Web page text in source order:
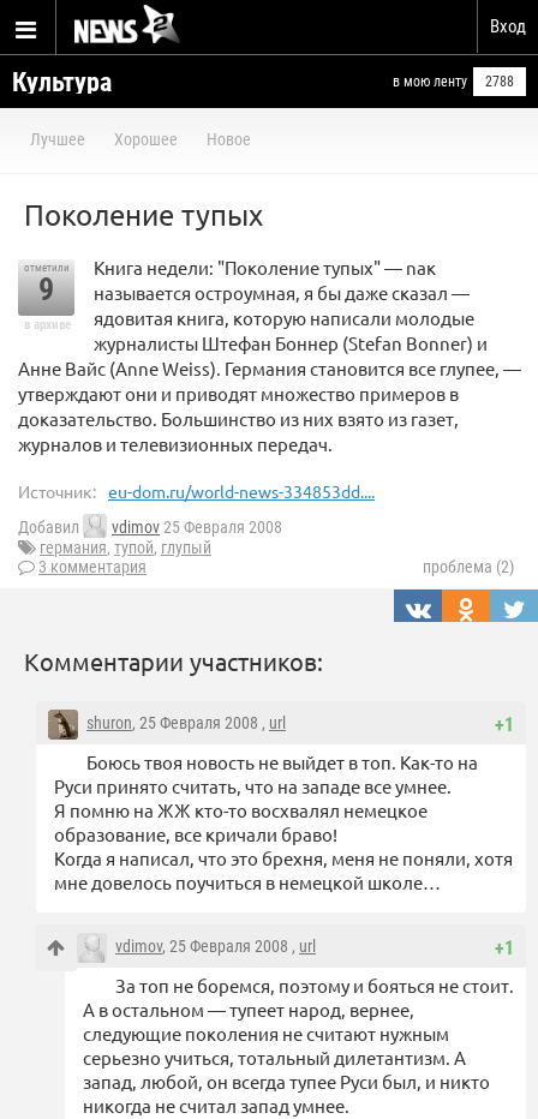
Вход
Культура в мою ленту 2788
Лучшее Хорошее Новое
Поколение тупых
отметили
9
в архиве
Книга недели: "Поколение тупых" — nак
называется остроумная, я бы даже сказал —
ядовитая книга, которую написали молодые
журналисты Штефан Боннер (Stefan Bonner) и
Анне Вайс (Anne Weiss). Германия становится все глупее, —
утверждают они и приводят множество примеров в
доказательство. Большинство из них взято из газет,
журналов и телевизионных передач.
Источник: eu-dom.ru/world-news-334853dd....
Добавил vdimov25 Февраля 2008
германия, тупой, глупый
3 комментария
проблема (2)
Комментарии участников:
+1
shuron, 25 Февраля 2008 , url
Боюсь твоя новость не выйдет в топ. Как-то на
Руси принято считать, что на западе все умнее.
Я помню на ЖЖ кто-то восхвалял немецкое
образование, все кричали браво!
Когда я написал, что это брехня, меня не поняли, хотя
мне довелось поучиться в немецкой школе…
+1
vdimov, 25 Февраля 2008 , url
За топ не боремся, поэтому и бояться не стоит.
А в остальном — тупеет народ, вернее,
следующие поколения не считают нужным
серьезно учиться, тотальный дилетантизм. А
запад, любой, он всегда тупее Руси был, и никто
никогда не считал запад умнее.